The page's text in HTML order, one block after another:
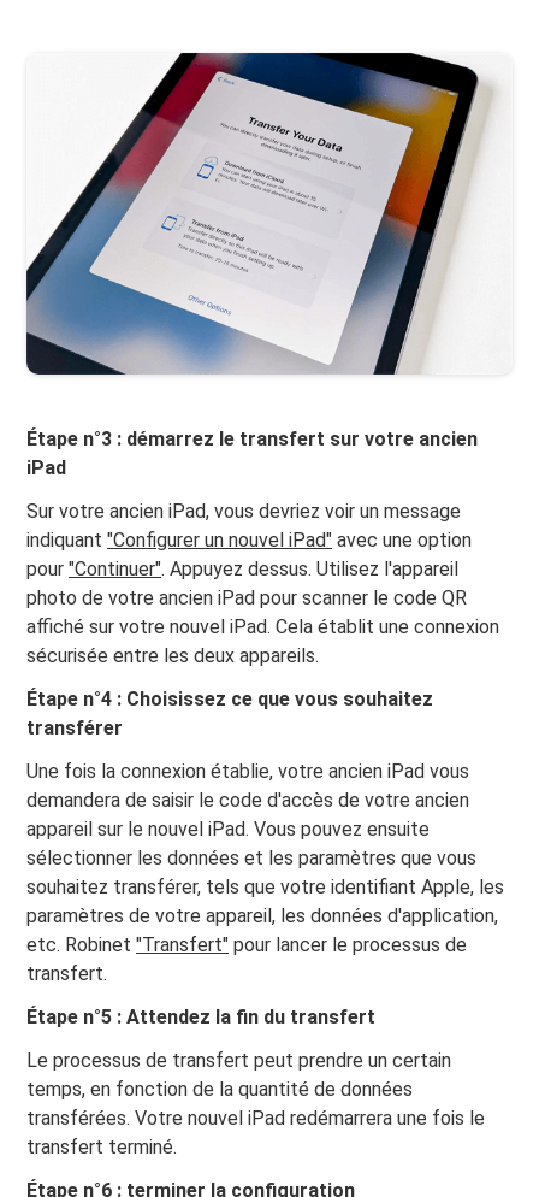
Étape n°3 : démarrez le transfert sur votre ancien
iPad
Sur votre ancien iPad, vous devriez voir un message
indiquant"Configurer un nouvel iPad" avec une option
pour"Continuer". Appuyez dessus. Utilisez l'appareil
photo de votre ancien iPad pour scanner le code QR
affiché sur votre nouvel iPad. Cela établit une connexion
sécurisée entre les deux appareils.
Étape n°4 : Choisissez ce que vous souhaitez
transférer
Une fois la connexion établie, votre ancien iPad vous
demandera de saisir le code d'accès de votre ancien
appareil sur le nouvel iPad. Vous pouvez ensuite
sélectionner les données et les paramètres que vous
souhaitez transférer, tels que votre identifiant Apple, les
paramètres de votre appareil, les données d'application,
etc. Robinet"Transfert" pour lancer le processus de
transfert.
Étape n°5 : Attendez la fin du transfert
Le processus de transfert peut prendre un certain
temps, en fonction de la quantité de données
transférées. Votre nouvel iPad redémarrera une fois le
transfert terminé.
Étape n°6 : terminer la configuration